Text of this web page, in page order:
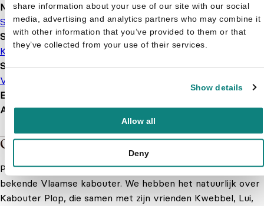
share information about your use of our site with our social
media, advertising and analytics partners who may combine it
with other information that you’ve provided to them or that
they’ve collected from your use of their services.
Show details
Allow all
Deny
Merk
Studio 100
Serie of karakter
Kabouter Plop
Soort boek
Voorleesboek
EAN
Afmetingen308 × 246 × 17 mm
Over de boeken van Kabouter Plop
Plopperdeplopperdeplop! Een bekende uitspraak van een
bekende Vlaamse kabouter. We hebben het natuurlijk over
Kabouter Plop, die samen met zijn vrienden Kwebbel, Lui,